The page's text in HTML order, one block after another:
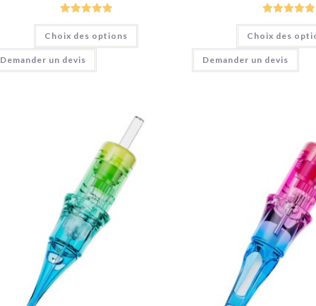
Note5.00
sur 5
Choix des options
Demander un devis
Note5.00
sur 5
Choix des
Demander un devis